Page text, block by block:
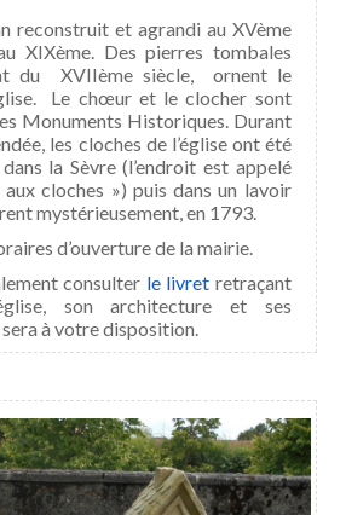
reconstruit et agrandi au XVème
XIXème. Des pierres tombales
du XVIIème siècle, ornent le
Le chœur et le clocher sont
Monuments Historiques. Durant
les cloches de l’église ont été
la Sèvre (l’endroit est appelé
cloches ») puis dans un lavoir
mystérieusement, en 1793.
d’ouverture de la mairie.
consulter le livret retraçant
son architecture et ses
à votre disposition.